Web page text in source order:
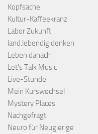
Kopfsache
Kultur-Kaffeekranz
Labor Zukunft
land.lebendig denken
Leben danach
Let's Talk Music
Live-Stunde
Mein Kurswechsel
Mystery Places
Nachgefragt
Neuro für Neugierige